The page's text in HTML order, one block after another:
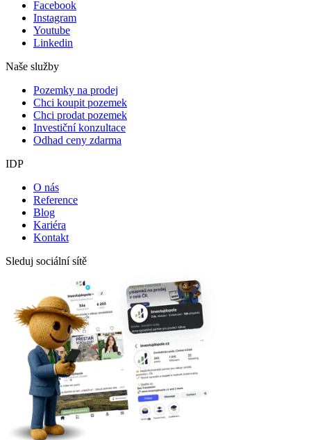
Facebook
Instagram
Youtube
Linkedin
Naše služby
Pozemky na prodej
Chci koupit pozemek
Chci prodat pozemek
Investiční konzultace
Odhad ceny zdarma
IDP
O nás
Reference
Blog
Kariéra
Kontakt
Sleduj sociální sítě